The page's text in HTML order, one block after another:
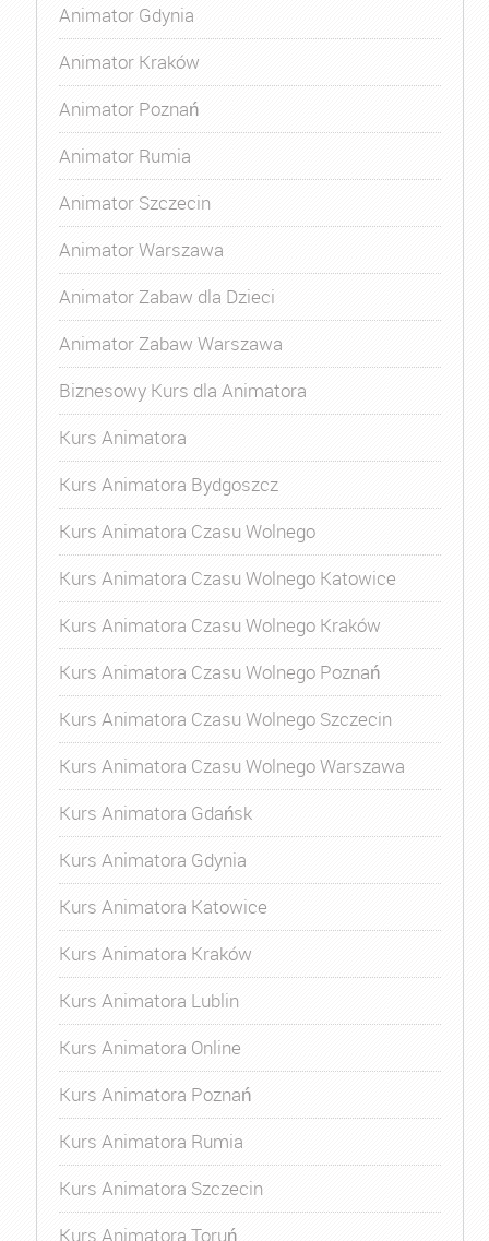
Animator Gdynia
Animator Kraków
Animator Poznań
Animator Rumia
Animator Szczecin
Animator Warszawa
Animator Zabaw dla Dzieci
Animator Zabaw Warszawa
Biznesowy Kurs dla Animatora
Kurs Animatora
Kurs Animatora Bydgoszcz
Kurs Animatora Czasu Wolnego
Kurs Animatora Czasu Wolnego Katowice
Kurs Animatora Czasu Wolnego Kraków
Kurs Animatora Czasu Wolnego Poznań
Kurs Animatora Czasu Wolnego Szczecin
Kurs Animatora Czasu Wolnego Warszawa
Kurs Animatora Gdańsk
Kurs Animatora Gdynia
Kurs Animatora Katowice
Kurs Animatora Kraków
Kurs Animatora Lublin
Kurs Animatora Online
Kurs Animatora Poznań
Kurs Animatora Rumia
Kurs Animatora Szczecin
Kurs Animatora Toruń